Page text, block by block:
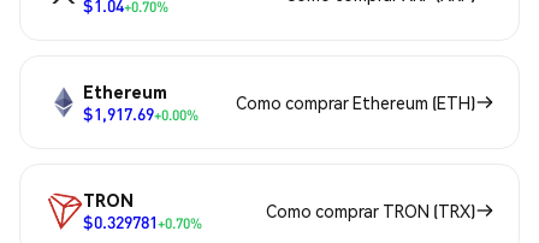
$1.04+0.70%
Ethereum
$1,917.69+0.00%
Como comprar Ethereum (ETH)
TRON
$0.329781+0.70%
Como comprar TRON (TRX)